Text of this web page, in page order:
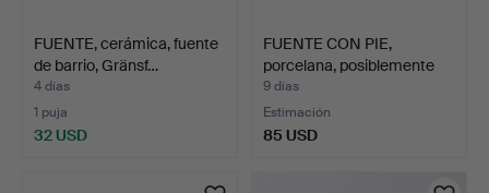
FUENTE, cerámica, fuente
de barrio, Gränsf…
4 días
1 puja
32 USD
FUENTE CON PIE,
porcelana, posiblemente
Sa…
9 días
Estimación
85 USD